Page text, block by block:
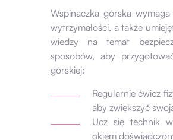
Wspinaczka górska
wytrzymałości, a także
wiedzy na temat
sposobów, aby
górskiej:
Regularnie ćwicz
aby zwiększyć
Ucz się technik
okiem